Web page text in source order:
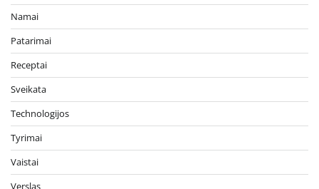
Namai
Patarimai
Receptai
Sveikata
Technologijos
Tyrimai
Vaistai
Verslas